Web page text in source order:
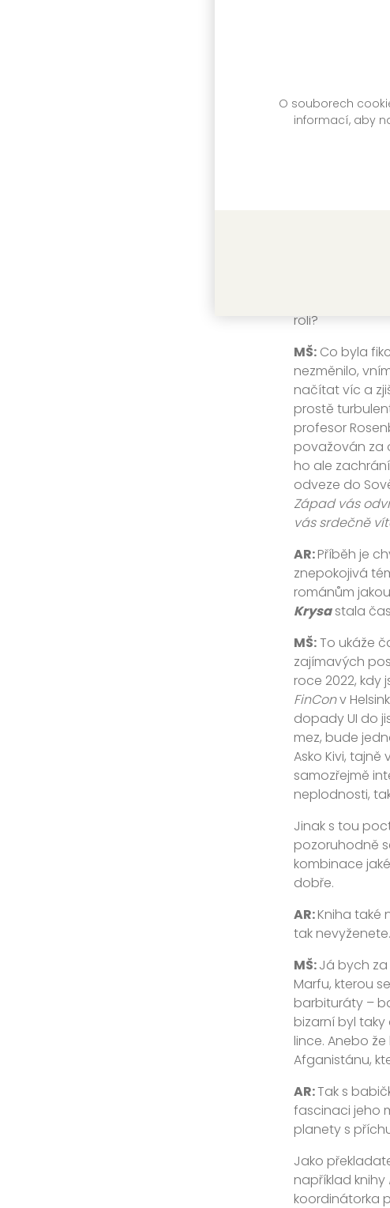
O souborech
informací, aby
Při
vyhledávání,
teorií,
nastudování,
– navíc tohle
pochopil, o co
Paradoxně
se něco
Vitji. Tam
slouží. Moje
Další věcí
Pavla
poté, co
popřípadě
roli?
MŠ:Co byla
nezměnilo,
načítat víc a
prostě
profesor
považován za
ho ale
odveze do
Západ vás
vás srdečně
AR:Příběh je
znepokojivá
románům
Krysa stala
MŠ:To ukáže
zajímavých
roce 2022,
FinConv
dopady UI do
mez, bude
Asko Kivi, tajně
samozřejmě
neplodnosti,
Jinak s tou
pozoruhodně
kombinace
dobře.
AR:Kniha také
tak
MŠ:Já bych
Marfu, kterou
barbituráty –
bizarní byl
lince. Anebo
Afganistánu,
AR:Tak s
fascinaci jeho
planety s
Jako
například knihy
koordinátorka